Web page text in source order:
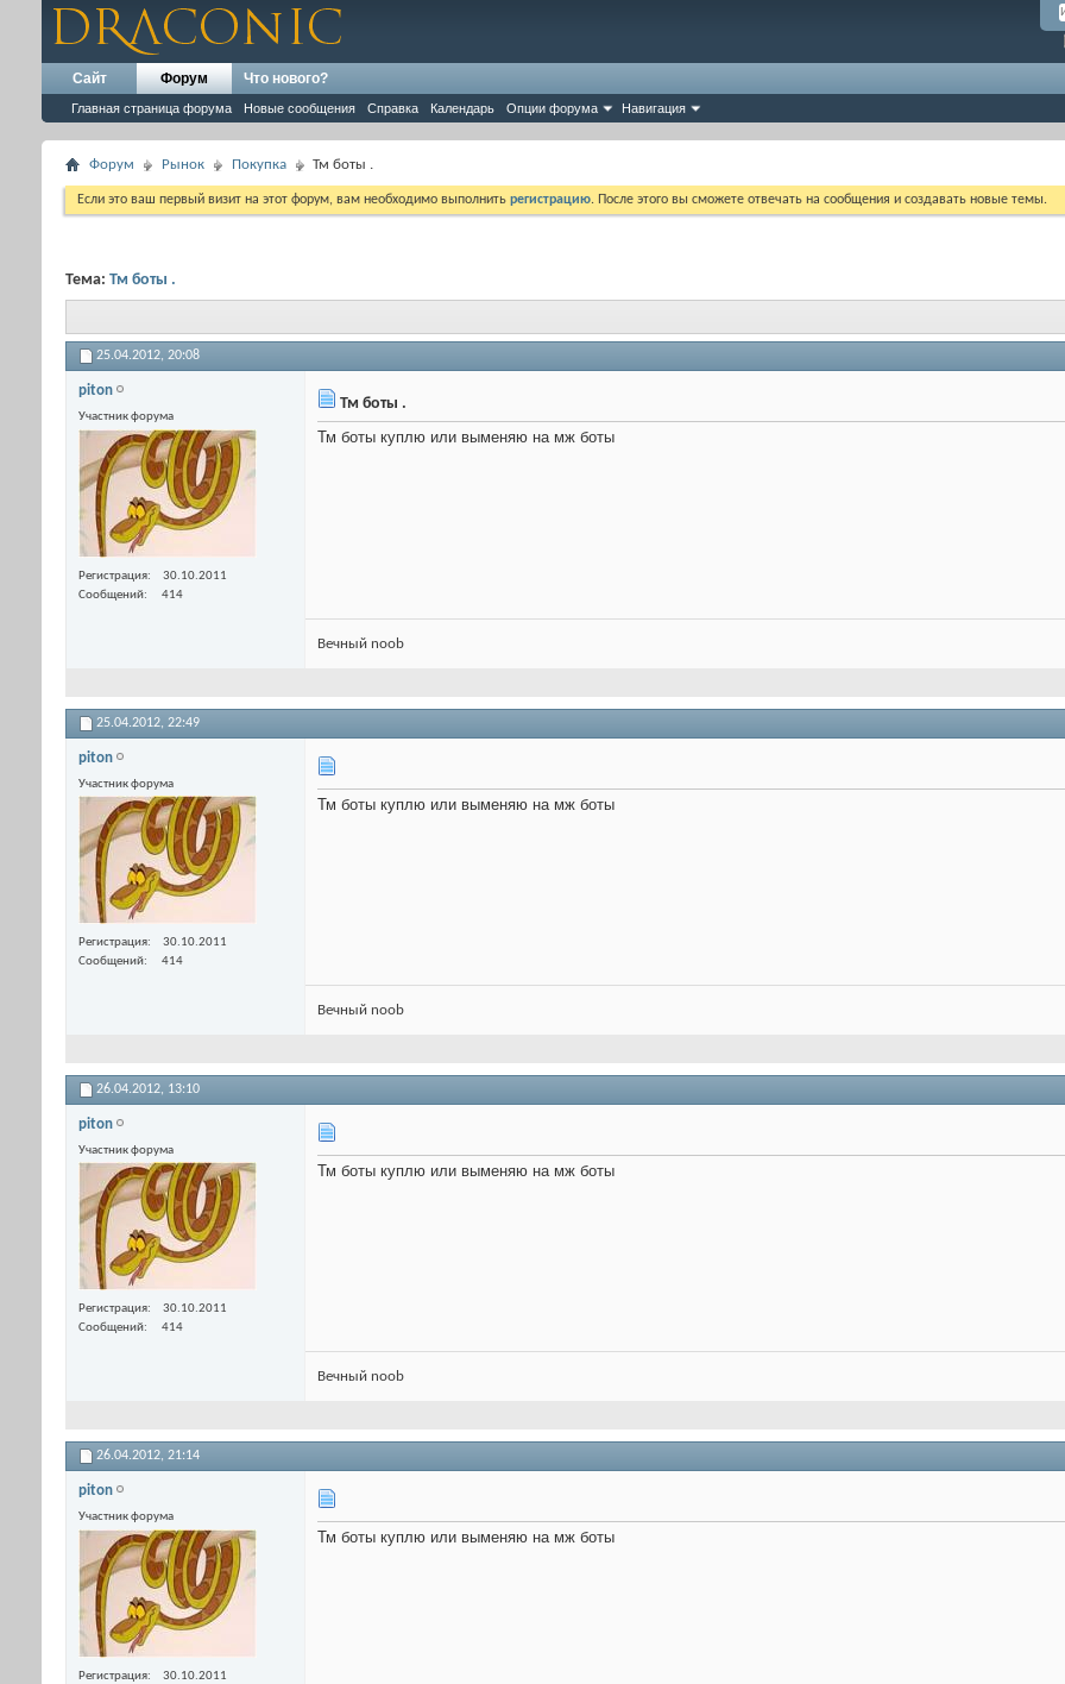
Сайт Форум
Главная страница форума Новые сообщения Справка Календарь Опции форума Навигация
Что нового?
Форум Рынок Покупка Тм боты .
Если это ваш первый визит на этот форум, вам необходимо выполнить регистрацию. После этого вы сможете отвечать на сообщения и создавать новые темы.
Тема: Тм боты .
25.04.2012, 20:08
piton
Участник форума
Регистрация
30.10.2011
Сообщений
414
Тм боты .
Тм боты куплю или выменяю на мж боты
Вечный noob
25.04.2012, 22:49
piton
Участник форума
Регистрация
30.10.2011
Сообщений
414
Тм боты куплю или выменяю на мж боты
Вечный noob
26.04.2012, 13:10
piton
Участник форума
Регистрация
30.10.2011
Сообщений
414
Тм боты куплю или выменяю на мж боты
Вечный noob
26.04.2012, 21:14
piton
Участник форума
Регистрация
30.10.2011
Тм боты куплю или выменяю на мж боты